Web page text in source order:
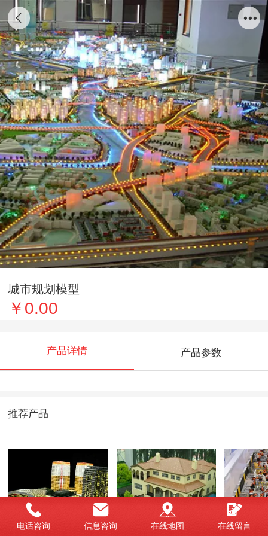
城市规划模型
￥0.00
产品详情 产品参数
推荐产品
地产沙盘 单体模型 工业模
电话咨询 信息咨询 在线地图 在线留言